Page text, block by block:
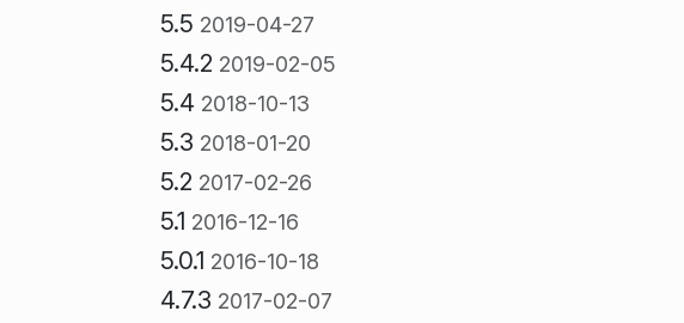
5.5 2019-04-27
5.4.2 2019-02-05
5.4 2018-10-13
5.3 2018-01-20
5.2 2017-02-26
5.1 2016-12-16
5.0.1 2016-10-18
4.7.3 2017-02-07